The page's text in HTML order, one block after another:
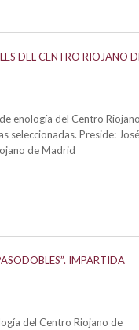
DEL CENTRO RIOJANO
enología del Centro
seleccionadas. Preside: José
de Madrid
IMPARTIDA
del Centro Riojano de